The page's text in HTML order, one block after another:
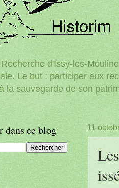
d'Issy-les-
Le but : participer aux
la sauvegarde de son
11
dans ce blog